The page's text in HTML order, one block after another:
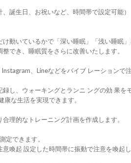
誕生日、お祝いなど、時間帯で設定可能）
動いているかで「深い睡眠」「浅い睡眠
でき、睡眠質をさらに改善いたします。
、Lineなどをバイブ レーションで注
し、ウォーキングとランニ ングの効 果を
な生活を実現できます。
理的なトレーニング計画を作成します。
定できます。
喚起 設定した時間帯に振動で注意を喚起し